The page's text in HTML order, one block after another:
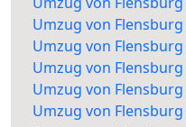
Umzug von
Umzug von
Umzug von
Umzug von
Umzug von Flensburg